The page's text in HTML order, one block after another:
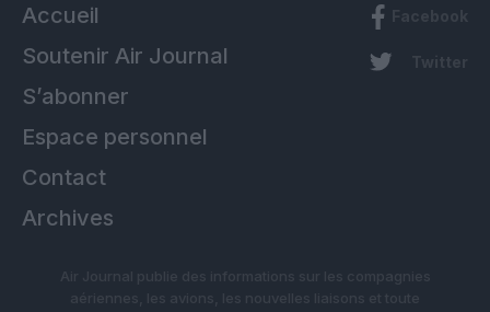
Accueil
Soutenir Air Journal
S’abonner
Espace personnel
Contact
Archives